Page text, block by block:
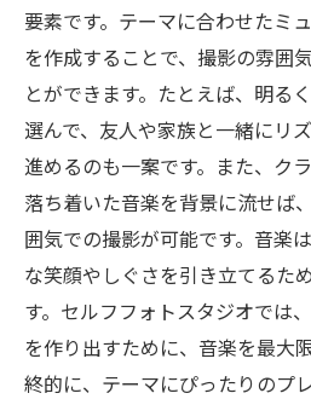
要素です。テーマに合わせたミ
を作成することで、撮影の雰囲
とができます。たとえば、明る
選んで、友人や家族と一緒にリ
進めるのも一案です。また、ク
落ち着いた音楽を背景に流せば
囲気での撮影が可能です。音楽
な笑顔やしぐさを引き立てるた
す。セルフフォトスタジオでは
を作り出すために、音楽を最大
終的に、テーマにぴったりのプ